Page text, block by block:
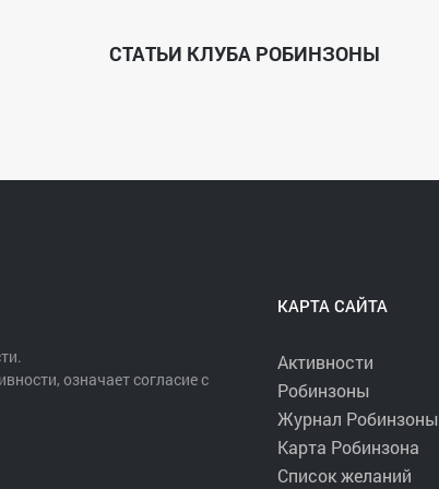
СТАТЬИ КЛУБА РОБИНЗОНЫ
означает согласие с
КАРТА САЙТА
Активности
Робинзоны
Журнал Робинзоны
Карта Робинзона
Список желаний